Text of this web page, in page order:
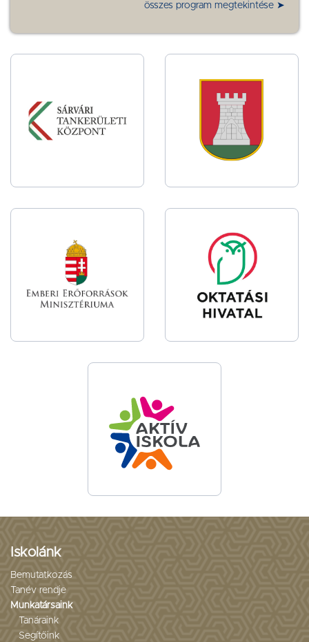
összes program megtekintése ➤
Iskolánk
Bemutatkozás
Tanév rendje
Munkatársaink
Tanáraink
Segítőink